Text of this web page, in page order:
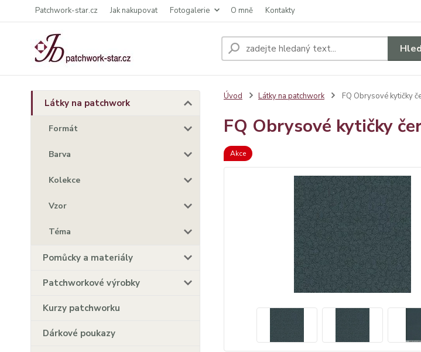
Patchwork-star.cz Jak nakupovat Fotogalerie O mně Kontakty
Látky na patchwork
Formát
Barva
Kolekce
Vzor
Téma
Pomůcky a materiály
Patchworkové výrobky
Kurzy patchworku
Dárkové poukazy
Úvod Látky na patchwork FQ Obrysové kytičky
FQ Obrysové kytičky
Akce